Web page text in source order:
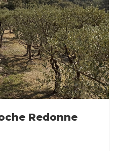
Redonne